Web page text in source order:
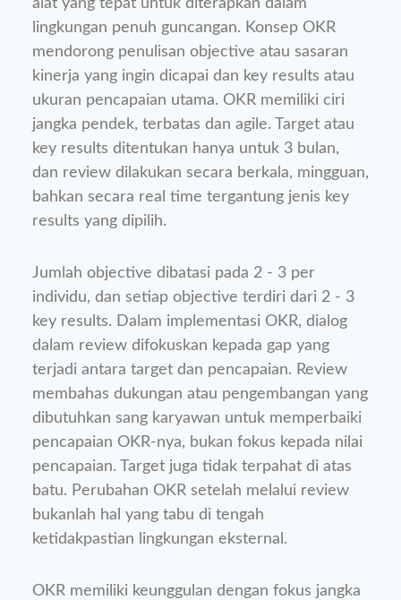
alat yang tepat untuk diterapkan dalam
lingkungan penuh guncangan. Konsep OKR
mendorong penulisan objective atau sasaran
kinerja yang ingin dicapai dan key results atau
ukuran pencapaian utama. OKR memiliki ciri
jangka pendek, terbatas dan agile. Target atau
key results ditentukan hanya untuk 3 bulan,
dan review dilakukan secara berkala, mingguan,
bahkan secara real time tergantung jenis key
results yang dipilih.
Jumlah objective dibatasi pada 2 - 3 per
individu, dan setiap objective terdiri dari 2 - 3
key results. Dalam implementasi OKR, dialog
dalam review difokuskan kepada gap yang
terjadi antara target dan pencapaian. Review
membahas dukungan atau pengembangan yang
dibutuhkan sang karyawan untuk memperbaiki
pencapaian OKR-nya, bukan fokus kepada nilai
pencapaian. Target juga tidak terpahat di atas
batu. Perubahan OKR setelah melalui review
bukanlah hal yang tabu di tengah
ketidakpastian lingkungan eksternal.
OKR memiliki keunggulan dengan fokus jangka